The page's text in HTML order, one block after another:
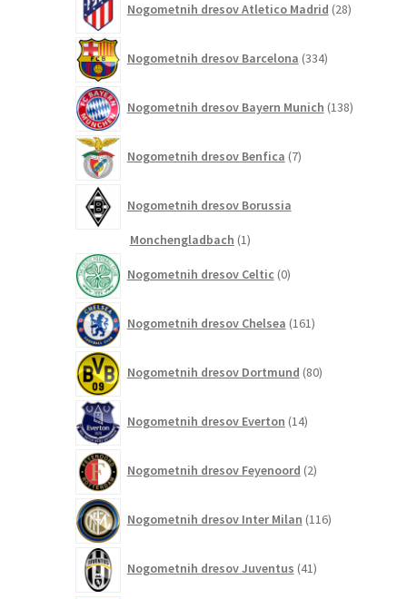
Nogometnih dresov Atletico Madrid 28izdelkov
Nogometnih dresov Barcelona 334izdelkov
Nogometnih dresov Bayern Munich 138izdelkov
Nogometnih dresov Benfica 7izdelkov
Nogometnih dresov Borussia
Monchengladbach 11
Nogometnih dresov Celtic 0izdelkov
Nogometnih dresov Chelsea 161izdelkov
Nogometnih dresov Dortmund 80izdelkov
Nogometnih dresov Everton 14izdelkov
Nogometnih dresov Feyenoord 2izdelka
Nogometnih dresov Inter Milan 116izdelkov
Nogometnih dresov Juventus 41izdelkov